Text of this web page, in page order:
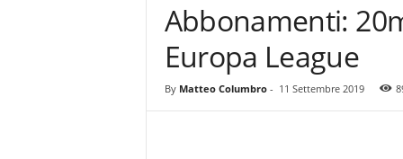
Abbonamenti:
Europa League
By Matteo Columbro- 11 Settembre 2019